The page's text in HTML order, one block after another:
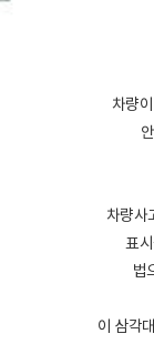
차량
차량사
표
법
이 삼각